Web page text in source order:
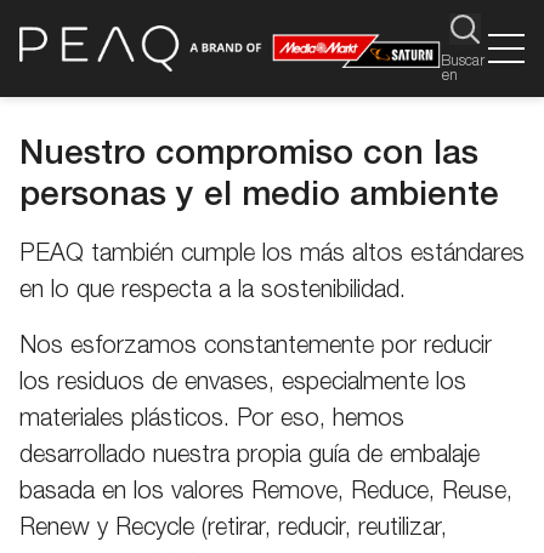
Buscar
en
Nuestro compromiso con las
personas y el medio ambiente
PEAQ también cumple los más altos estándares
en lo que respecta a la sostenibilidad.
Nos esforzamos constantemente por reducir
los residuos de envases, especialmente los
materiales plásticos. Por eso, hemos
desarrollado nuestra propia guía de embalaje
basada en los valores Remove, Reduce, Reuse,
Renew y Recycle (retirar, reducir, reutilizar,